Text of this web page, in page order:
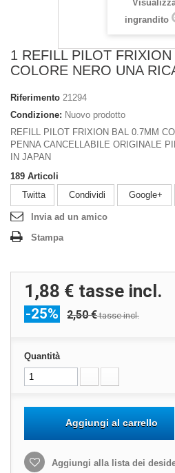
ingrandito
1 REFILL PILOT
COLORE NERO UNA
Riferimento 21294
Condizione: Nuovo prodotto
REFILL PILOT FRIXION BAL 0.7MM
PENNA CANCELLABILE ORIGINALE
IN JAPAN
189 Articoli
Twitta
Condividi Google+
Invia ad un amico
Stampa
1,88 € tasse incl.
-25% 2,50 €tasse incl.
Quantità
Aggiungi al carrello
Aggiungi alla lista dei